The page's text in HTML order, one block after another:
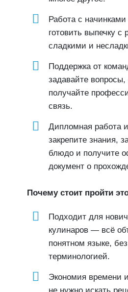
Работа с
готовить выпечку с
сладкими и
Поддержка от
задавайте
получайте
связь.
Дипломная работа
закрепите знания,
блюдо и получите
документ о
Почему стоит пройти
Подходит для
кулинаров — всё
понятном языке, без
терминологией.
Экономия времени